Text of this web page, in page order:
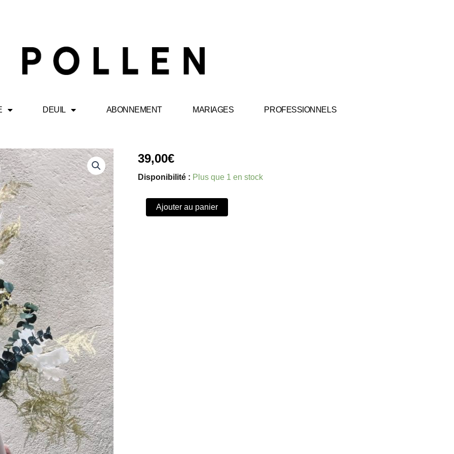
DEUIL ABONNEMENT MARIAGES PROFESSIONNELS
39,00€
Disponibilité : Plus que 1 en stock
quantité
de
Valery
Ajouter au panier